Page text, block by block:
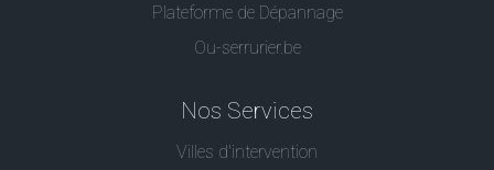
Plateforme de Dépannage
Ou-serrurier.be
Nos Services
Villes d'intervention